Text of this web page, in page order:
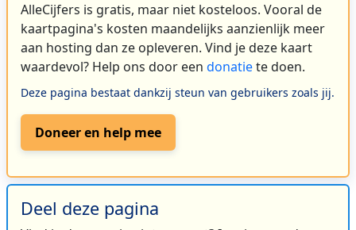
AlleCijfers is gratis, maar niet kosteloos. Vooral de
kaartpagina's kosten maandelijks aanzienlijk meer
aan hosting dan ze opleveren. Vind je deze kaart
waardevol? Help ons door een donatiete doen.
Deze pagina bestaat dankzij steun van gebruikers zoals jij.
Doneer en help mee
Deel deze pagina